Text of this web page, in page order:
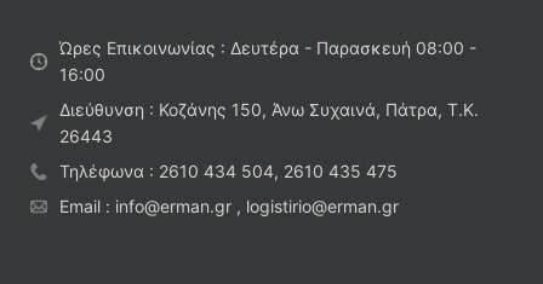
Ώρες Επικοινωνίας : Δευτέρα - Παρασκευή 08:00 -
16:00
Διεύθυνση : Κοζάνης 150, Άνω Συχαινά, Πάτρα, Τ.Κ.
26443
Τηλέφωνα : 2610 434 504, 2610 435 475
Email : info@erman.gr , logistirio@erman.gr